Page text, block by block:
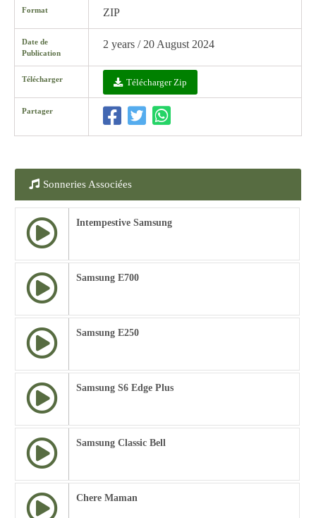
Format ZIP
Date de
Publication
2 years / 20 August 2024
Télécharger Télécharger Zip
Partager
Sonneries Associées
Intempestive Samsung
Samsung E700
Samsung E250
Samsung S6 Edge Plus
Samsung Classic Bell
Chere Maman